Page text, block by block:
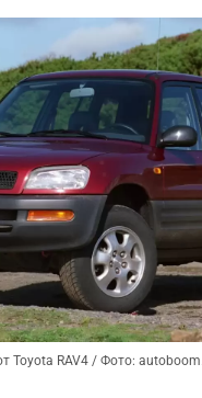
Toyota RAV4 / Фото: